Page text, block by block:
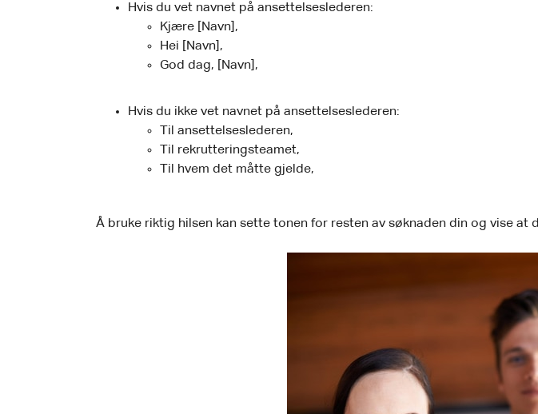
Hvis du vet navnet på ansettelseslederen:
Kjære [Navn],
Hei [Navn],
God dag, [Navn],
Hvis du ikke vet navnet på ansettelseslederen:
Til ansettelseslederen,
Til rekrutteringsteamet,
Til hvem det måtte gjelde,
Å bruke riktig hilsen kan sette tonen for resten av søknaden din og vise